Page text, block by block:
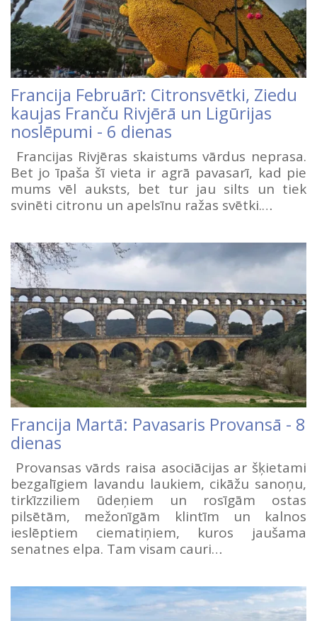
Francija Februārī: Citronsvētki, Ziedu
kaujas Franču Rivjērā un Ligūrijas
noslēpumi - 6 dienas
Francijas Rivjēras skaistums vārdus neprasa.
Bet jo īpaša šī vieta ir agrā pavasarī, kad pie
mums vēl auksts, bet tur jau silts un tiek
svinēti citronu un apelsīnu ražas svētki.…
Francija Martā: Pavasaris Provansā - 8
dienas
Provansas vārds raisa asociācijas ar šķietami
bezgalīgiem lavandu laukiem, cikāžu sanoņu,
tirkīzziliem ūdeņiem un rosīgām ostas
pilsētām, mežonīgām klintīm un kalnos
ieslēptiem ciematiņiem, kuros jaušama
senatnes elpa. Tam visam cauri…